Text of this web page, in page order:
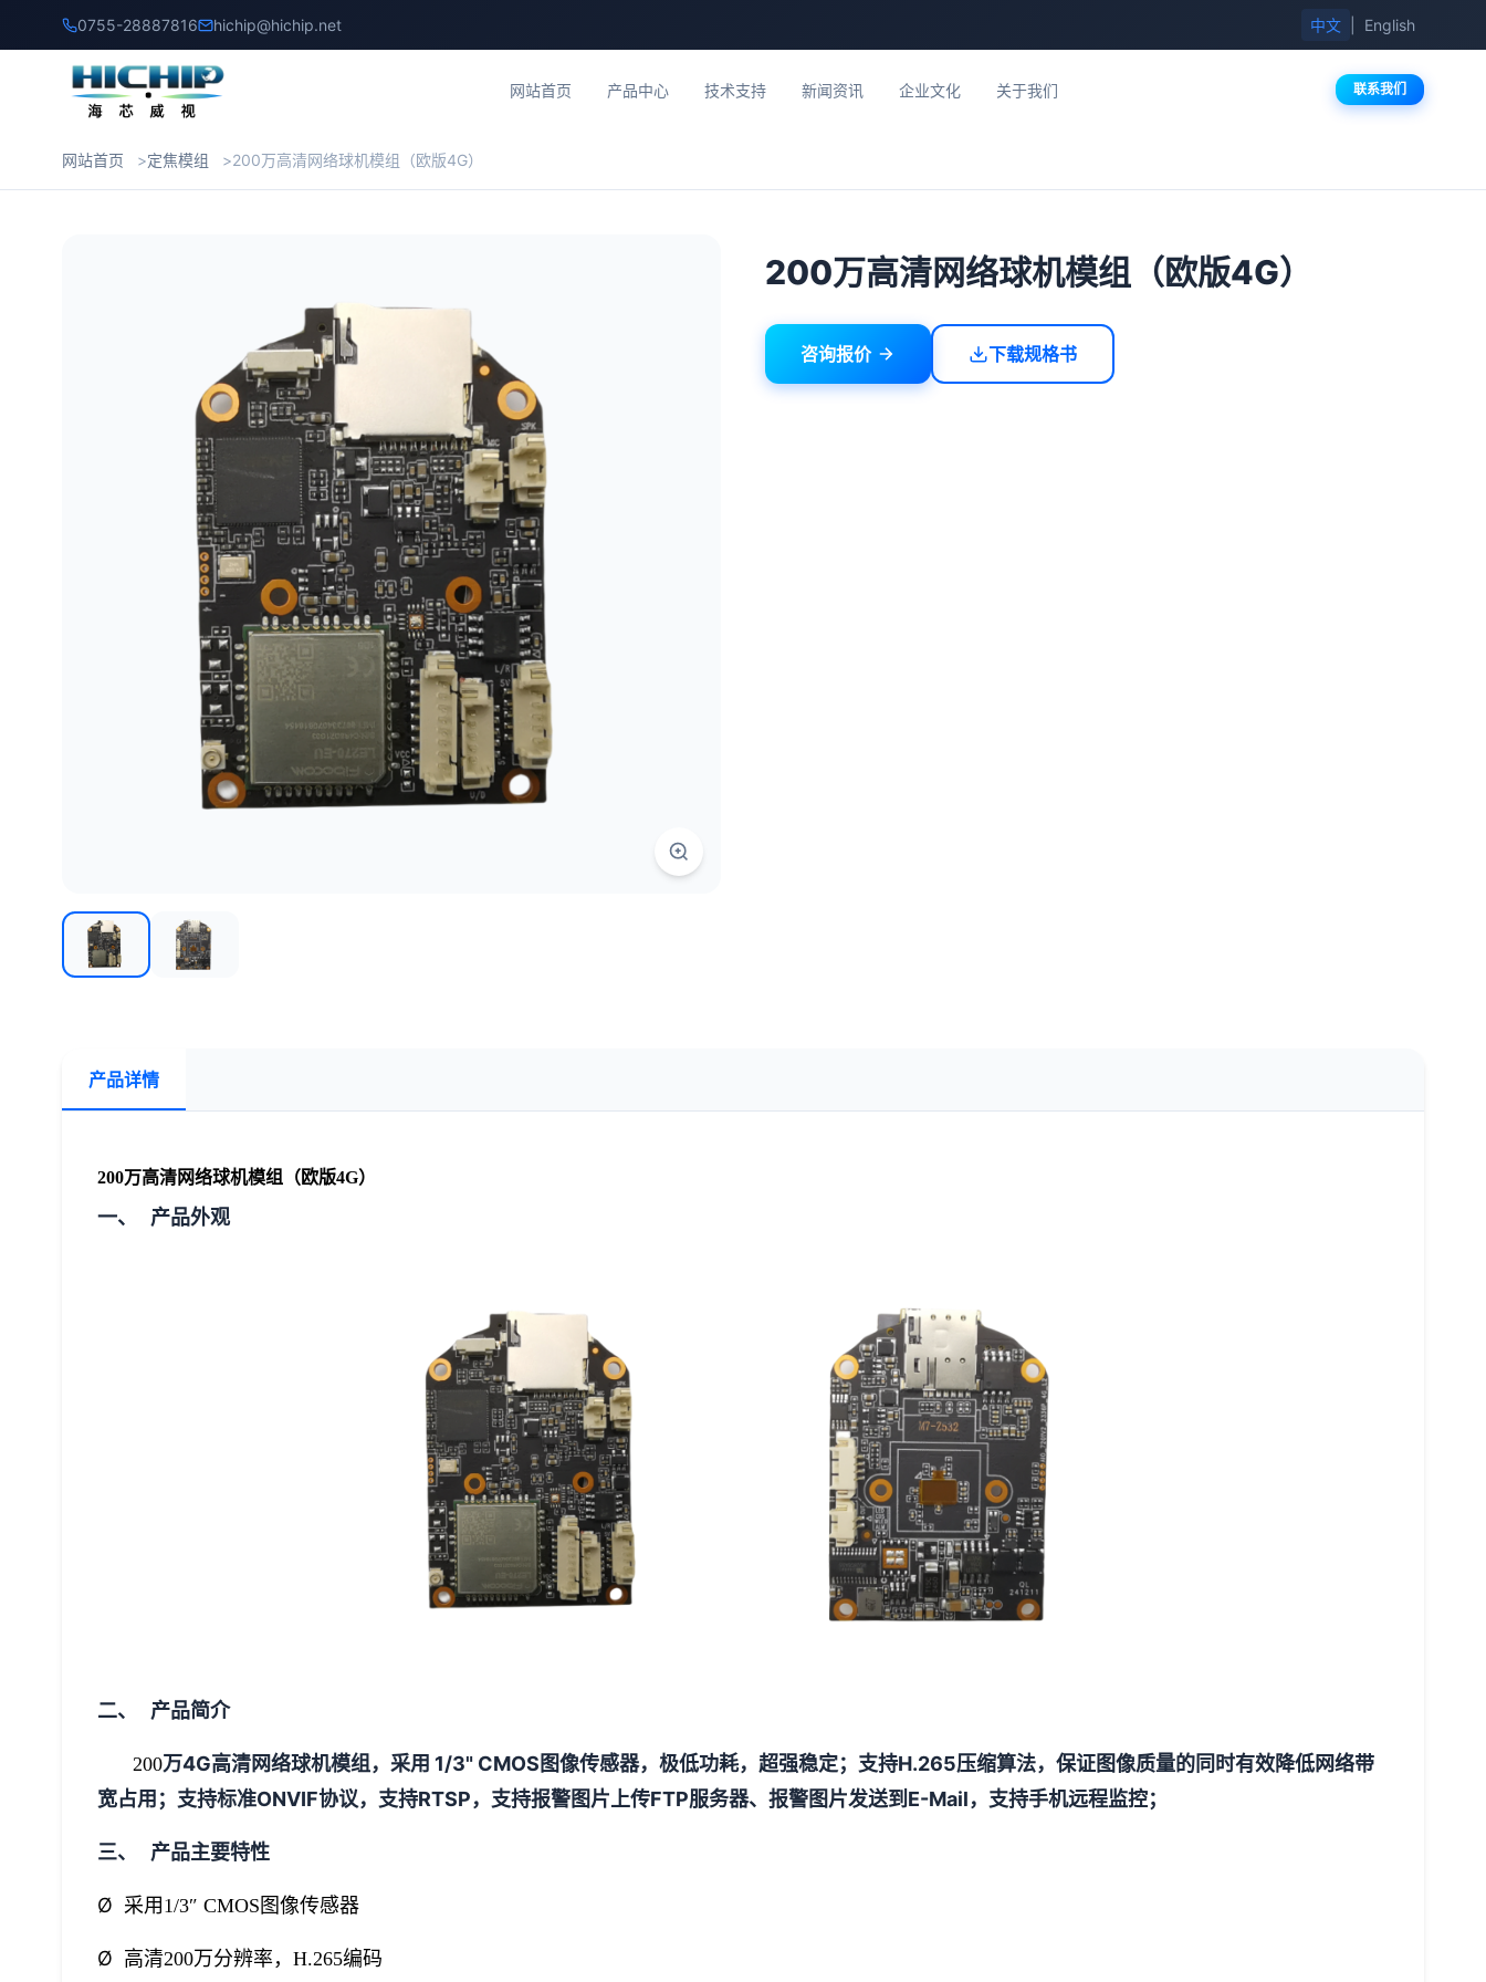
0755-28887816 hichip@hichip.net 中文 English
网站首页 产品中心 技术支持 新闻资讯 企业文化 关于我们 联系我们
网站首页 定焦模组 200万高清网络球机模组（欧版4G）
200万高清网络球机模组（欧版4G）
咨询报价 下载规格书
产品详情
200万高清网络球机模组（欧版4G）
一、 产品外观
二、 产品简介
200万4G高清网络球机模组，采用 1/3" CMOS图像传感器，极低功耗，超强稳定；支持H.265压缩算法，保证图像质量的同时有效降低网络带
宽占用；支持标准ONVIF协议，支持RTSP，支持报警图片上传FTP服务器、报警图片发送到E-Mail，支持手机远程监控；
三、 产品主要特性
Ø 采用1/3″ CMOS图像传感器
Ø 高清200万分辨率，H.265编码